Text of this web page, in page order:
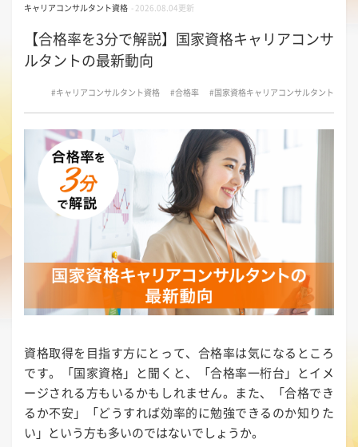
キャリアコンサルタント資格 - 2026.08.04更新
【合格率を3分で解説】国家資格キャリアコンサ
ルタントの最新動向
#キャリアコンサルタント資格 #合格率 #国家資格キャリアコンサルタント
資格取得を目指す方にとって、合格率は気になるところ
です。「国家資格」と聞くと、「合格率一桁台」とイメ
ージされる方もいるかもしれません。また、「合格でき
るか不安」「どうすれば効率的に勉強できるのか知りた
い」という方も多いのではないでしょうか。